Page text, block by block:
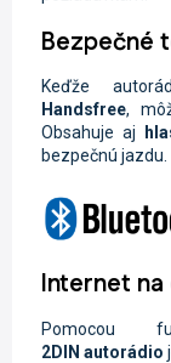
Bezpečné
Keďže
Handsfree,
Obsahuje aj
bezpečnú jazdu.
Internet
Pomocou
2DIN autorádio